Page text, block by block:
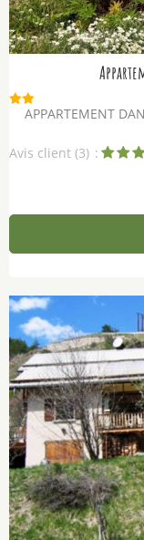
APPARTEMENT
Avis client (3)